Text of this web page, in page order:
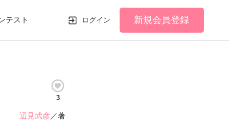
テスト ログイン 新規会員登録
3
辺見武彦／著